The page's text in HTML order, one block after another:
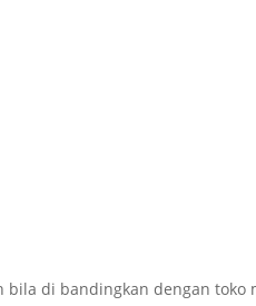
di bandingkan dengan toko